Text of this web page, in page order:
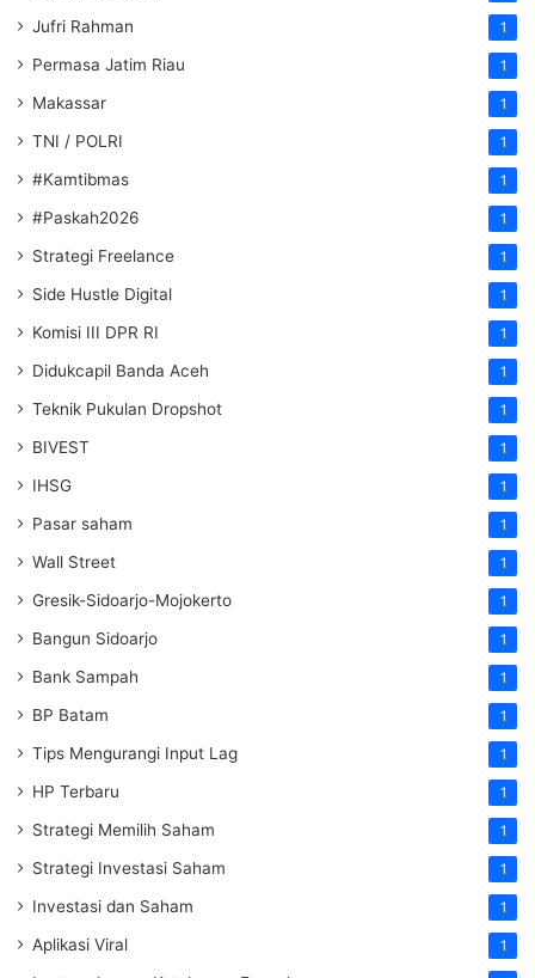
Jufri Rahman 1
Permasa Jatim Riau 1
Makassar 1
TNI / POLRI 1
#Kamtibmas 1
#Paskah2026 1
Strategi Freelance 1
Side Hustle Digital 1
Komisi III DPR RI 1
Didukcapil Banda Aceh 1
Teknik Pukulan Dropshot 1
BIVEST 1
IHSG 1
Pasar saham 1
Wall Street 1
Gresik-Sidoarjo-Mojokerto 1
Bangun Sidoarjo 1
Bank Sampah 1
BP Batam 1
Tips Mengurangi Input Lag 1
HP Terbaru 1
Strategi Memilih Saham 1
Strategi Investasi Saham 1
Investasi dan Saham 1
Aplikasi Viral 1